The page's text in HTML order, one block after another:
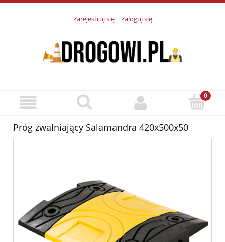
Zarejestruj się Zaloguj się
Próg zwalniający Salamandra 420x500x50